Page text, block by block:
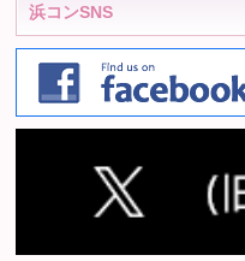
浜コンSNS